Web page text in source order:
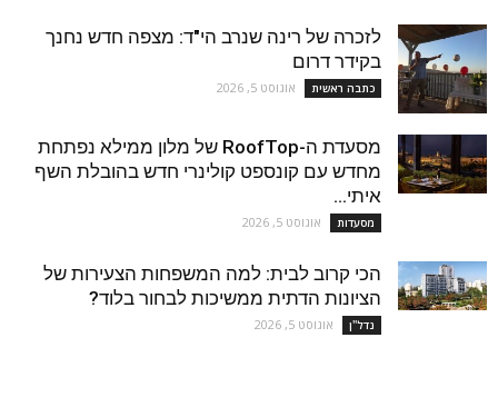
לזכרה של רינה שנרב הי"ד: מצפה חדש נחנך
בקידר דרום
כתבה ראשית אוגוסט 5, 2026
מסעדת ה-RoofTop של מלון ממילא נפתחת
מחדש עם קונספט קולינרי חדש בהובלת השף
איתי...
מסעדות אוגוסט 5, 2026
הכי קרוב לבית: למה המשפחות הצעירות של
הציונות הדתית ממשיכות לבחור בלוד?
נדל''ן אוגוסט 5, 2026